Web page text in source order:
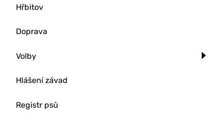
Hřbitov
Doprava
Volby
Hlášení závad
Registr psů